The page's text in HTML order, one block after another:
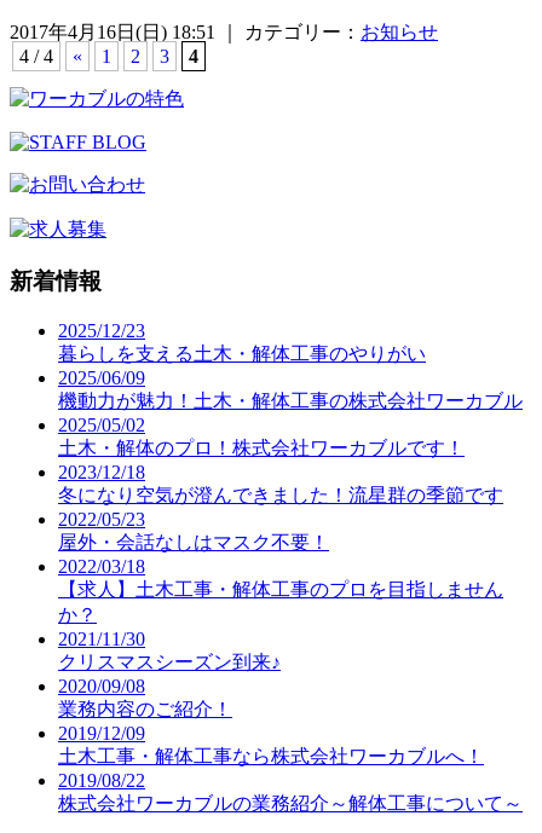
2017年4月16日(日) 18:51 ｜ カテゴリー： お知らせ
4 / 4
« 1 2 3 4
新着情報
2025/12/23
暮らしを支える土木・解体工事のやりがい
2025/06/09
機動力が魅力！土木・解体工事の株式会社ワーカブル
2025/05/02
土木・解体のプロ！株式会社ワーカブルです！
2023/12/18
冬になり空気が澄んできました！流星群の季節です
2022/05/23
屋外・会話なしはマスク不要！
2022/03/18
【求人】土木工事・解体工事のプロを目指しません
か？
2021/11/30
クリスマスシーズン到来♪
2020/09/08
業務内容のご紹介！
2019/12/09
土木工事・解体工事なら株式会社ワーカブルへ！
2019/08/22
株式会社ワーカブルの業務紹介～解体工事について～